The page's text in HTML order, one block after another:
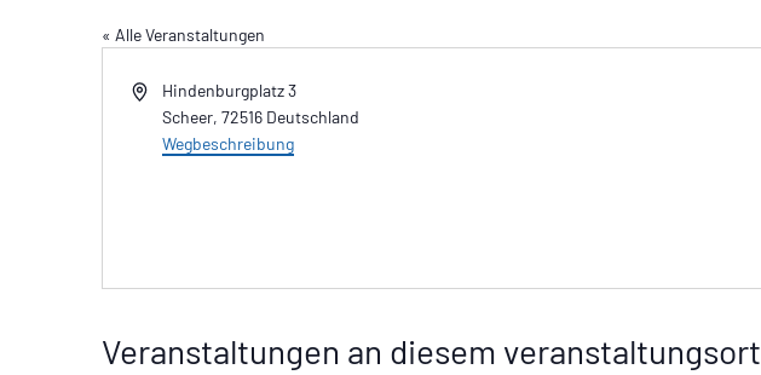
« Alle Veranstaltungen
A
Hindenburgplatz 3
Scheer, 72516 Deutschland
Wegbeschreibung
Veranstaltungen an diesem veranstaltungsort